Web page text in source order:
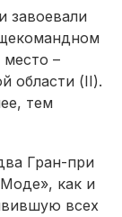
завоевали
место –
области (II).
тем
Гран-при
как и
всех